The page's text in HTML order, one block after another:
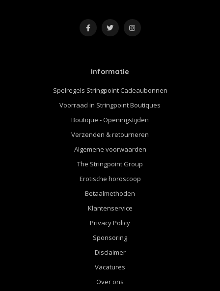
Informatie
Spelregels Stringpoint Cadeaubonnen
Voorraad in Stringpoint Boutiques
Boutique - Openingstijden
Verzenden & retourneren
Algemene voorwaarden
The Stringpoint Group
Erotische horoscoop
Betaalmethoden
Klantenservice
Privacy Policy
Sponsoring
Disclaimer
Vacatures
Over ons